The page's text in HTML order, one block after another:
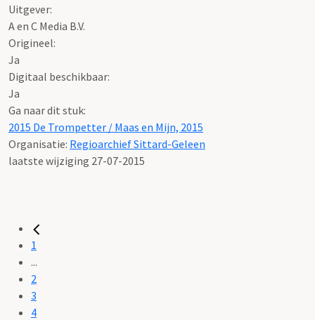
Uitgever:
A en C Media B.V.
Origineel:
Ja
Digitaal beschikbaar:
Ja
Ga naar dit stuk:
2015 De Trompetter / Maas en Mijn, 2015
Organisatie: Regioarchief Sittard-Geleen
laatste wijziging 27-07-2015
1
...
2
3
4